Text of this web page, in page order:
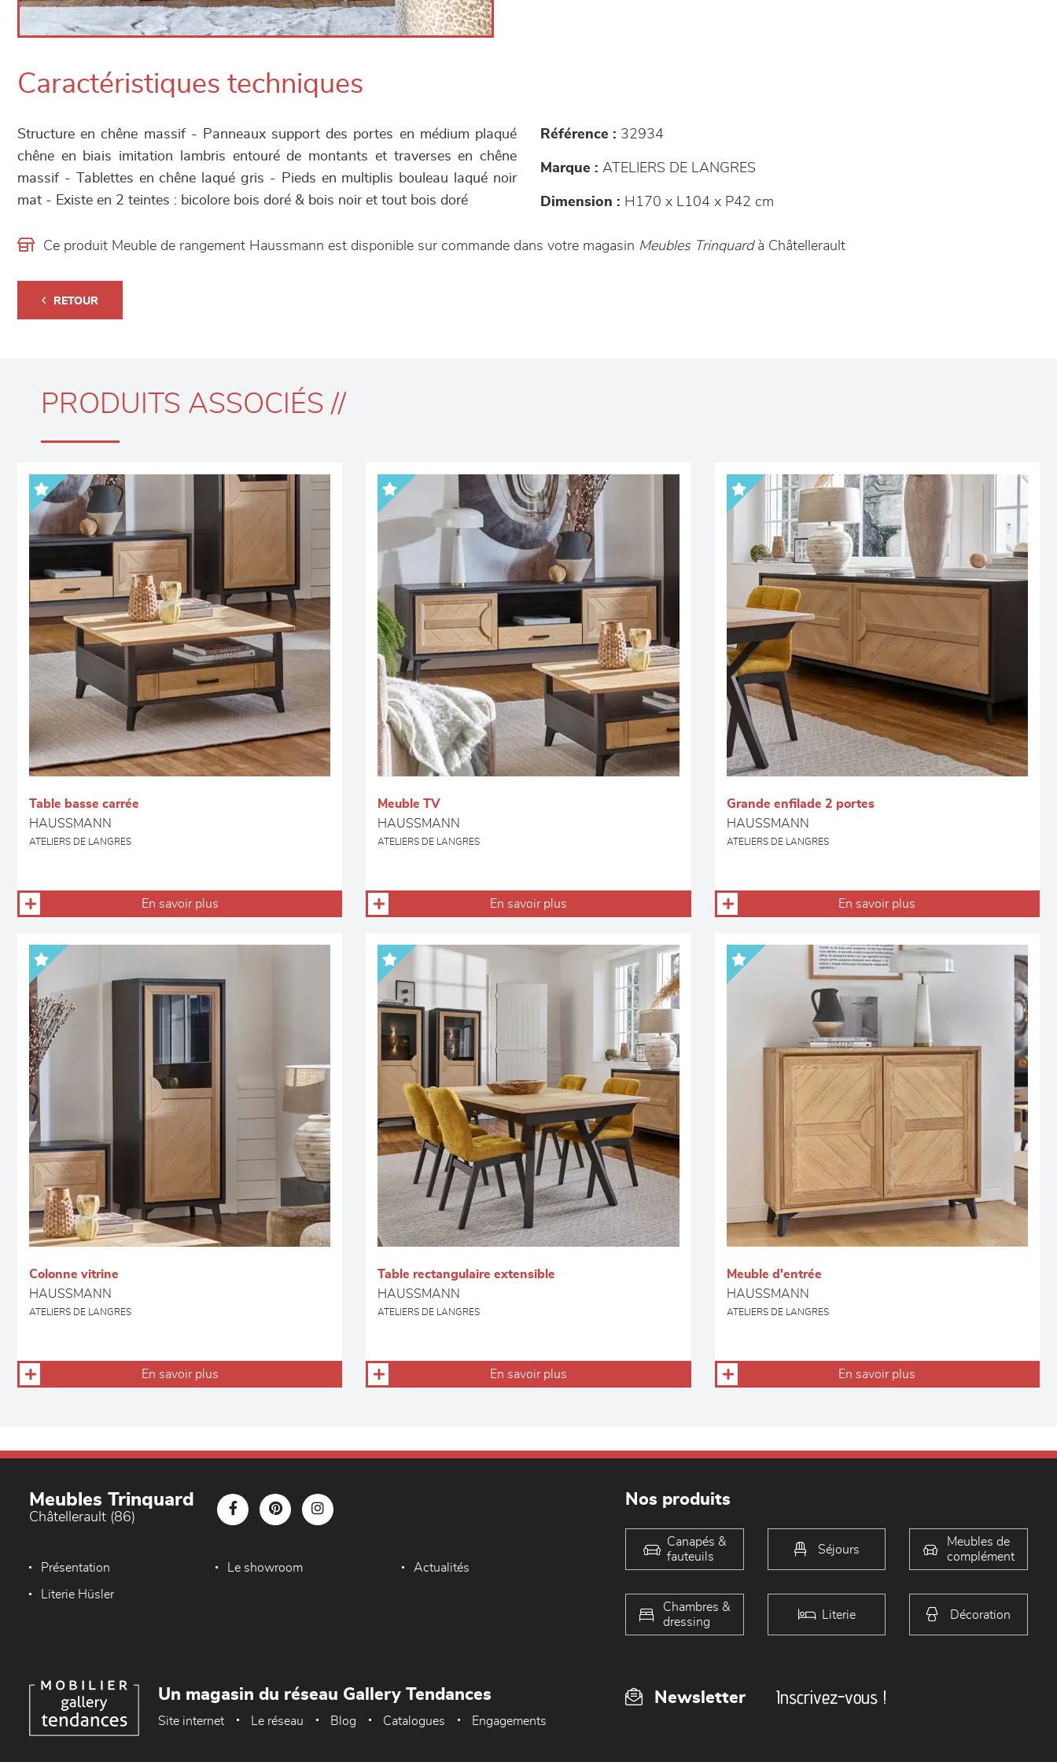
Caractéristiques techniques
Structure en chêne massif - Panneaux support des portes en médium plaqué
chêne en biais imitation lambris entouré de montants et traverses en chêne
massif - Tablettes en chêne laqué gris - Pieds en multiplis bouleau laqué noir
mat - Existe en 2 teintes : bicolore bois doré & bois noir et tout bois doré
Référence : 32934
Marque : ATELIERS DE LANGRES
Dimension : H170 x L104 x P42 cm
Ce produit Meuble de rangement Haussmann est disponible sur commande dans votre magasin Meubles Trinquard à Châtellerault
RETOUR
PRODUITS ASSOCIÉS //
Table basse carrée
HAUSSMANN
ATELIERS DE LANGRES
En savoir plus
Meuble TV
HAUSSMANN
ATELIERS DE LANGRES
En savoir plus
Grande enfilade 2 portes
HAUSSMANN
ATELIERS DE LANGRES
En savoir plus
Colonne vitrine
HAUSSMANN
ATELIERS DE LANGRES
En savoir plus
Table rectangulaire extensible
HAUSSMANN
ATELIERS DE LANGRES
En savoir plus
Meuble d'entrée
HAUSSMANN
ATELIERS DE LANGRES
En savoir plus
Meubles Trinquard
Châtellerault (86)
Présentation Le showroom Actualités
Literie Hüsler
Nos produits
Canapés &
fauteuils
Séjours
Meubles de
complément
Chambres &
dressing
Literie Décoration
Newsletter Inscrivez-vous !
Un magasin du réseau Gallery Tendances
Site internet Le réseau Blog Catalogues Engagements